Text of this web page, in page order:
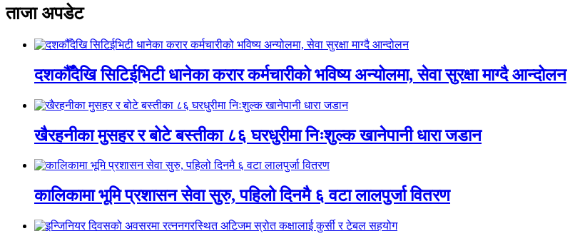
ताजा अपडेट
दशकौँदेखि सिटिईभिटी धानेका करार कर्मचारीको भविष्य अन्योलमा, सेवा सुरक्षा माग्दै आन्दोलन
खैरहनीका मुसहर र बोटे बस्तीका ८६ घरधुरीमा निःशुल्क खानेपानी धारा जडान
कालिकामा भूमि प्रशासन सेवा सुरु, पहिलो दिनमै ६ वटा लालपुर्जा वितरण